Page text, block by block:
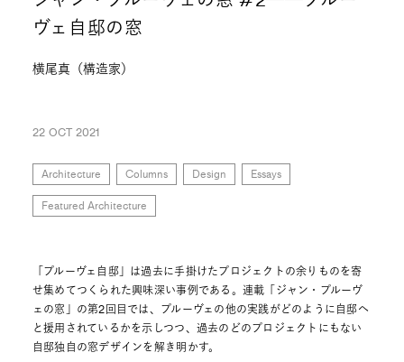
ヴェ自邸の窓
横尾真（構造家）
22 OCT 2021
Architecture Columns Design Essays
Featured Architecture
「プルーヴェ自邸」は過去に手掛けたプロジェクトの余りものを寄
せ集めてつくられた興味深い事例である。連載「ジャン・プルーヴ
ェの窓」の第2回目では、プルーヴェの他の実践がどのように自邸へ
と援用されているかを示しつつ、過去のどのプロジェクトにもない
自邸独自の窓デザインを解き明かす。